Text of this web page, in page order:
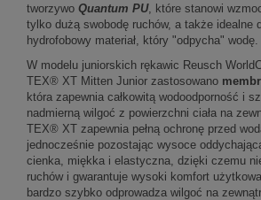
tworzywo Quantum PU, które stanowi
tylko dużą swobodę ruchów, a także idealne
hydrofobowy materiał, który "odpycha" wodę.
W modelu juniorskich rękawic Reusch
TEX® XT Mitten Junior zastosowano
która zapewnia całkowitą wodoodporność i
nadmierną wilgoć z powierzchni ciała na
TEX® XT zapewnia pełną ochronę przed
jednocześnie pozostając wysoce
cienka, miękka i elastyczna, dzięki czemu
ruchów i gwarantuje wysoki komfort
bardzo szybko odprowadza wilgoć na